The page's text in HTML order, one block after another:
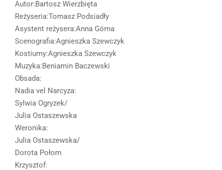
Autor:Bartosz Wierzbięta
Reżyseria:Tomasz Podsiadły
Asystent reżysera:Anna Górna
Scenografia:Agnieszka Szewczyk
Kostiumy:Agnieszka Szewczyk
Muzyka:Beniamin Baczewski
Obsada:
Nadia vel Narcyza:
Sylwia Ogryzek/
Julia Ostaszewska
Weronika:
Julia Ostaszewska/
Dorota Połom
Krzysztof: